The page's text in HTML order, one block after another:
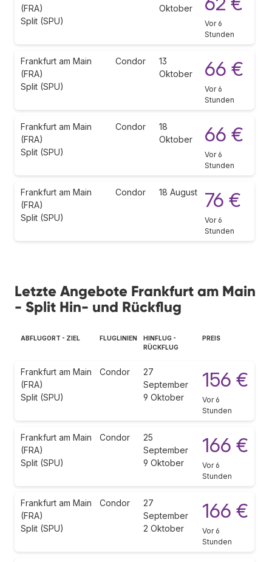
(FRA)
Split (SPU)
Oktober
Vor 6
Stunden
Frankfurt am Main
(FRA)
Split (SPU)
Condor
13
Oktober
66 €
Vor 6
Stunden
Frankfurt am Main
(FRA)
Split (SPU)
Condor
18
Oktober
66 €
Vor 6
Stunden
Frankfurt am Main
(FRA)
Split (SPU)
Condor 18 August 76 €
Vor 6
Stunden
Letzte Angebote Frankfurt am Main
- Split Hin- und Rückflug
ABFLUGORT - ZIEL FLUGLINIEN
HINFLUG -
RÜCKFLUG
PREIS
Frankfurt am Main
(FRA)
Split (SPU)
Condor
27
September
9 Oktober
156 €
Vor 6
Stunden
Frankfurt am Main
(FRA)
Split (SPU)
Condor
25
September
9 Oktober
166 €
Vor 6
Stunden
Frankfurt am Main
(FRA)
Split (SPU)
Condor
27
September
2 Oktober
166 €
Vor 6
Stunden